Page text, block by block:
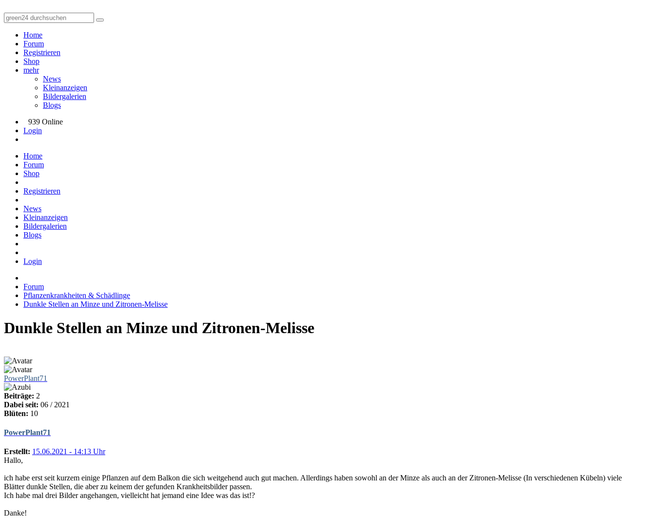
Home
Forum
Registrieren
Shop
mehr
News
Kleinanzeigen
Bildergalerien
Blogs
939 Online
Login
Home
Forum
Shop
Registrieren
News
Kleinanzeigen
Bildergalerien
Blogs
Login
Forum
Pflanzenkrankheiten & Schädlinge
Dunkle Stellen an Minze und Zitronen-Melisse
Dunkle Stellen an Minze und Zitronen-Melisse
PowerPlant71
Beiträge: 2
Dabei seit: 06 / 2021
Blüten: 10
PowerPlant71
Erstellt: 15.06.2021 - 14:13 Uhr
Hallo,
ich habe erst seit kurzem einige Pflanzen auf dem Balkon die sich weitgehend auch gut machen. Allerdings haben sowohl an der Minze als auch an der Zitronen-Melisse (In verschiedenen Kübeln) viele
Blätter dunkle Stellen, die aber zu keinem der gefunden Krankheitsbilder passen.
Ich habe mal drei Bilder angehangen, vielleicht hat jemand eine Idee was das ist!?
Danke!